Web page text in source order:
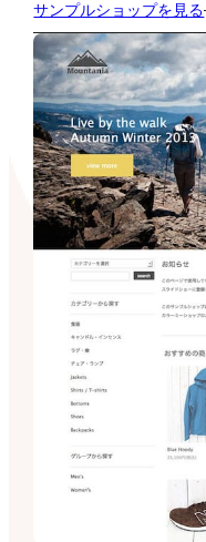
サンプルショップを見る